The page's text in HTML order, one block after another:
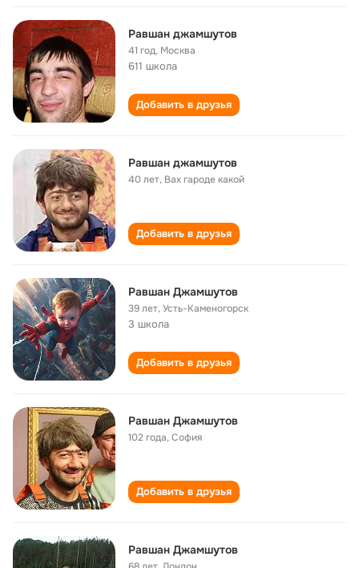
Равшан джамшутов
41 год, Москва
611 школа
Добавить в друзья
Равшан джамшутов
40 лет, Вах гароде какой
Добавить в друзья
Равшан Джамшутов
39 лет,Усть-Каменогорск
3 школа
Добавить в друзья
Равшан Джамшутов
102 года,София
Добавить в друзья
Равшан Джамшутов